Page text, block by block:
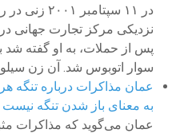
در ۱۱
نزدیکی مرکز تجارت جهانی
پس از حملات، به او گفته شد
سوار اتوبوس شد. آن زن سیلویا
عمان مذاکرات درباره تنگه
به معنای باز شدن تنگه نیست
عمان می‌گوید که مذاکرات